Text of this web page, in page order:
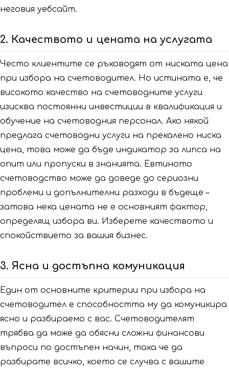
неговия уебсайт.
2. Качеството и цената на услугата
Често клиентите се ръководят от ниската цена
при избора на счетоводител. Но истината е, че
високото качество на счетоводните услуги
изисква постоянни инвестиции в квалификация и
обучение на счетоводния персонал. Ако някой
предлага счетоводни услуги на прекалено ниска
цена, това може да бъде индикатор за липса на
опит или пропуски в знанията. Евтиното
счетоводство може да доведе до сериозни
проблеми и допълнителни разходи в бъдеще –
затова нека цената не е основният фактор,
определящ избора ви. Изберете качеството и
спокойствието за вашия бизнес.
3. Ясна и достъпна комуникация
Един от основните критерии при избора на
счетоводител е способността му да комуникира
ясно и разбираемо с вас. Счетоводителят
трябва да може да обясни сложни финансови
въпроси по достъпен начин, така че да
разбирате всичко, което се случва с вашите